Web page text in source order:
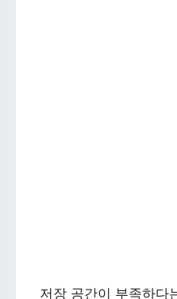
저장 공간이 부족하다